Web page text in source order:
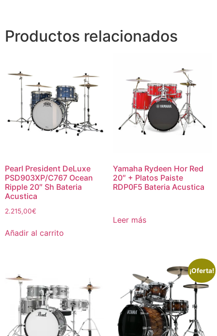
Productos relacionados
Pearl President DeLuxe
PSD903XP/C767 Ocean
Ripple 20″ Sh Bateria
Acustica
2.215,00€
Añadir al carrito
Yamaha Rydeen Hor Red
20″ + Platos Paiste
RDP0F5 Bateria Acustica
Leer más
¡Oferta!